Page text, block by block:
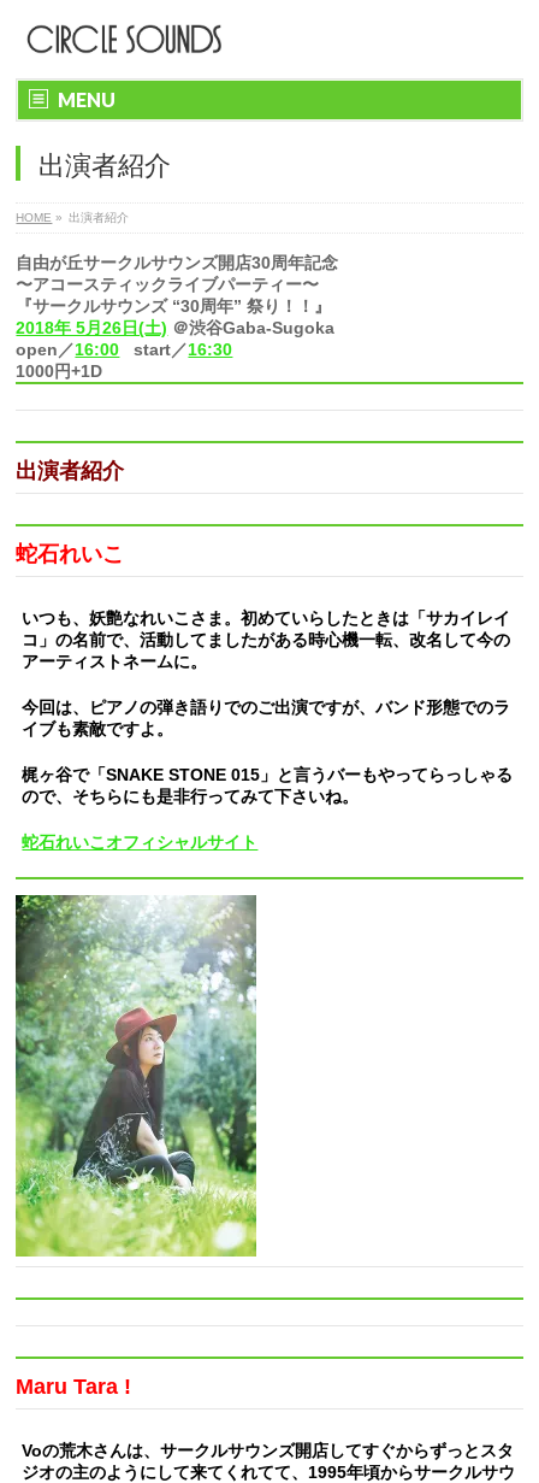
MENU
出演者紹介
HOME » 出演者紹介
自由が丘サークルサウンズ開店30周年記念
〜アコースティックライブパーティー〜
『サークルサウンズ “30周年” 祭り！！』
2018年 5月26日(土) ＠渋谷Gaba-Sugoka
open／16:00 start／16:30
1000円+1D
出演者紹介
蛇石れいこ
いつも、妖艶なれいこさま。初めていらしたときは「サカイレイ
コ」の名前で、活動してましたがある時心機一転、改名して今の
アーティストネームに。
今回は、ピアノの弾き語りでのご出演ですが、バンド形態でのラ
イブも素敵ですよ。
梶ヶ谷で「SNAKE STONE 015」と言うバーもやってらっしゃる
ので、そちらにも是非行ってみて下さいね。
蛇石れいこオフィシャルサイト
Maru Tara !
Voの荒木さんは、サークルサウンズ開店してすぐからずっとスタ
ジオの主のようにして来てくれてて、1995年頃からサークルサウ